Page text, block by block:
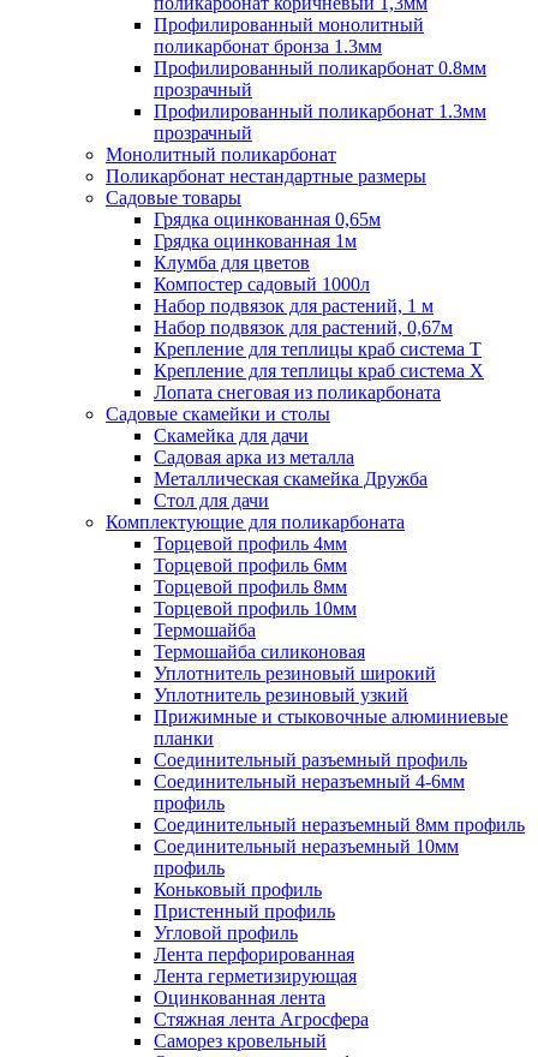
Профилированный монолитный
поликарбонат бронза 1.3мм
Профилированный поликарбонат 0.8мм
прозрачный
Профилированный поликарбонат 1.3мм
прозрачный
Монолитный поликарбонат
Поликарбонат нестандартные размеры
Садовые товары
Грядка оцинкованная 0,65м
Грядка оцинкованная 1м
Клумба для цветов
Компостер садовый 1000л
Набор подвязок для растений, 1 м
Набор подвязок для растений, 0,67м
Крепление для теплицы краб система Т
Крепление для теплицы краб система Х
Лопата снеговая из поликарбоната
Садовые скамейки и столы
Скамейка для дачи
Садовая арка из металла
Металлическая скамейка Дружба
Стол для дачи
Комплектующие для поликарбоната
Торцевой профиль 4мм
Торцевой профиль 6мм
Торцевой профиль 8мм
Торцевой профиль 10мм
Термошайба
Термошайба силиконовая
Уплотнитель резиновый широкий
Уплотнитель резиновый узкий
Прижимные и стыковочные алюминиевые
планки
Соединительный разъемный профиль
Соединительный неразъемный 4-6мм
профиль
Соединительный неразъемный 8мм профиль
Соединительный неразъемный 10мм
профиль
Коньковый профиль
Пристенный профиль
Угловой профиль
Лента перфорированная
Лента герметизирующая
Оцинкованная лента
Стяжная лента Агросфера
Саморез кровельный